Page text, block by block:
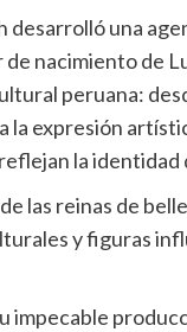
desarrolló una
de nacimiento de
peruana:
la expresión
la identidad
las reinas de
y figuras
impecable